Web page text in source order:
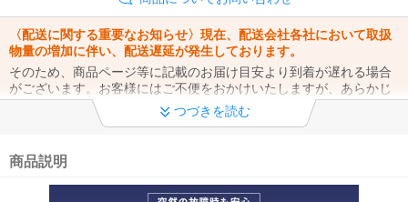
〈配送に関する重要なお知らせ〉現在、配送会社各社において取扱
物量の増加に伴い、配送遅延が発生しております。
そのため、商品ページ等に記載のお届け目安より到着が遅れる場合
がございます。お客様にはご不便をおかけいたしますが、あらかじ
めご了承くださいますようお願い申し上げます。
《延長保証》へのご加入をご検討ください！
理受付を行っております。突然の故障にもスムーズにご対応いたし
つづきを読む
商品説明